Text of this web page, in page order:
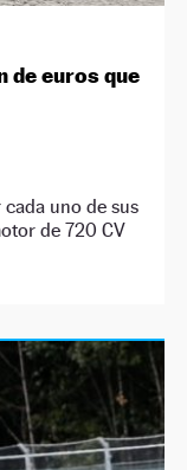
de euros que
uno de sus
de 720 CV